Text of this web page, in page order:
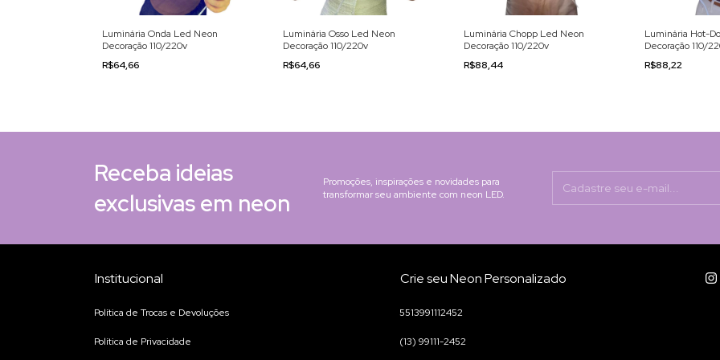
Luminária Onda Led Neon
Decoração 110/220v
R$64,66
Luminária Osso Led Neon
Decoração 110/220v
R$64,66
Luminária Chopp Led Neon
Decoração 110/220v
R$88,44
Luminária Hot-
Decoração 110/
R$88,22
Receba ideias
exclusivas em neon
Promoções, inspirações e novidades para
transformar seu ambiente com neon LED.
Institucional
Política de Trocas e Devoluções
Política de Privacidade
Crie seu Neon Personalizado
5513991112452
(13) 99111-2452